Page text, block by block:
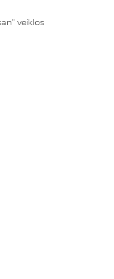
veiklos